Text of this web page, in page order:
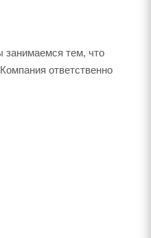
занимаемся тем, что
ответственно